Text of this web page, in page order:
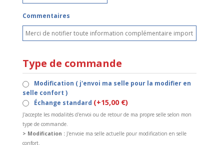
Commentaires
Type de commande
Modification ( j'envoi ma selle pour la modifier en
selle confort )
Échange standard (+15,00 €)
J'accepte les modalités d'envoi ou de retour de ma propre selle selon mon
type de commande.
> Modification : J'envoie ma selle actuelle pour modification en selle
confort.